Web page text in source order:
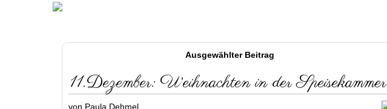
Ausgewählter Beitrag
11.Dezember: Weihnachten in der Speisekammer
von Paula Dehmel